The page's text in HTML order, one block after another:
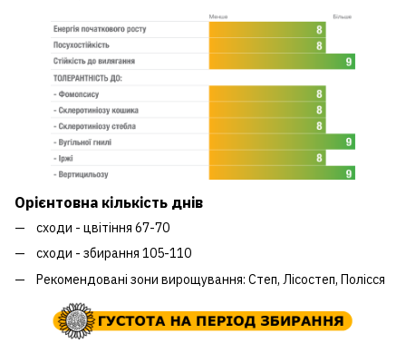
Орієнтовна кількість днів
сходи - цвітіння 67-70
сходи - збирання 105-110
Рекомендовані зони вирощування: Степ, Лісостеп, Полісся